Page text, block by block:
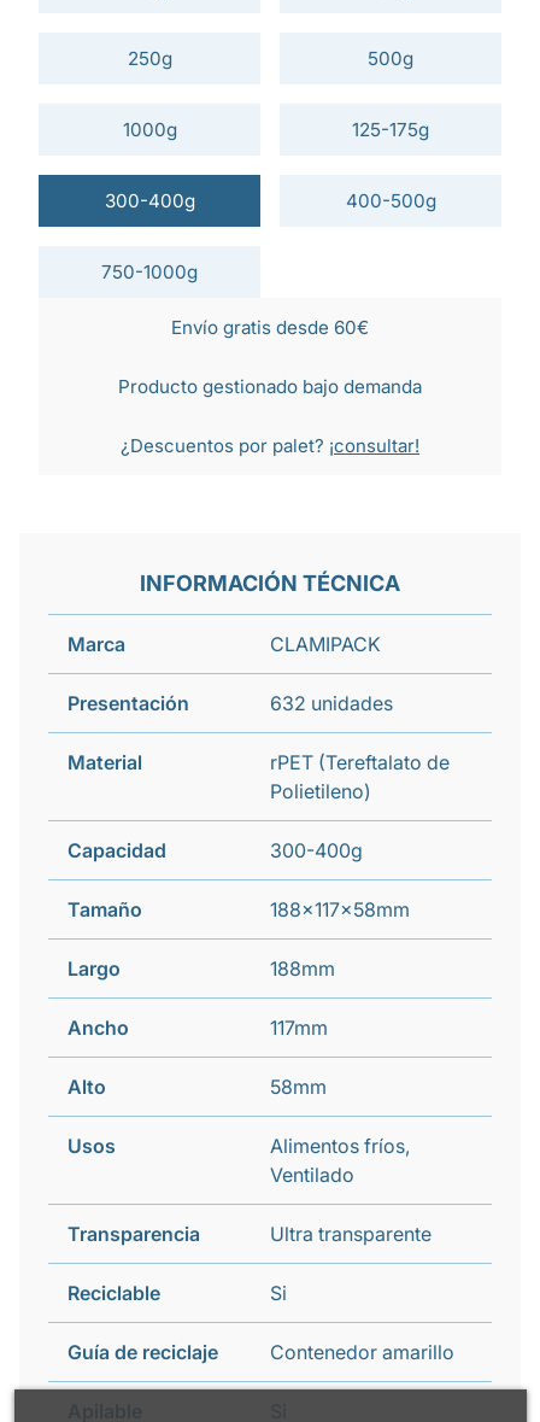
250g 500g
1000g 125-175g
300-400g 400-500g
750-1000g
Envío gratis desde 60€
Producto gestionado bajo demanda
¿Descuentos por palet? ¡consultar!
INFORMACIÓN TÉCNICA
Marca CLAMIPACK
Presentación 632 unidades
Material
rPET (Tereftalato de
Polietileno)
Capacidad 300-400g
Tamaño 188x117x58mm
Largo 188mm
Ancho 117mm
Alto 58mm
Usos
Alimentos fríos,
Ventilado
Transparencia Ultra transparente
Reciclable Si
Guía de reciclaje Contenedor amarillo